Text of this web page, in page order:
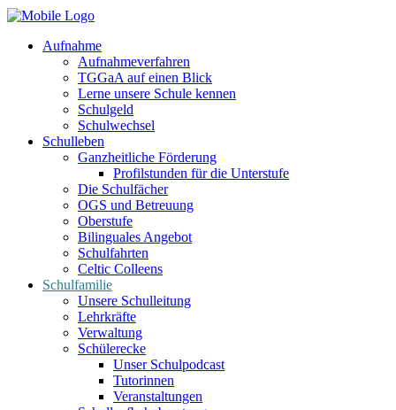
Aufnahme
Aufnahmeverfahren
TGGaA auf einen Blick
Lerne unsere Schule kennen
Schulgeld
Schulwechsel
Schulleben
Ganzheitliche Förderung
Profilstunden für die Unterstufe
Die Schulfächer
OGS und Betreuung
Oberstufe
Bilinguales Angebot
Schulfahrten
Celtic Colleens
Schulfamilie
Unsere Schulleitung
Lehrkräfte
Verwaltung
Schülerecke
Unser Schulpodcast
Tutorinnen
Veranstaltungen